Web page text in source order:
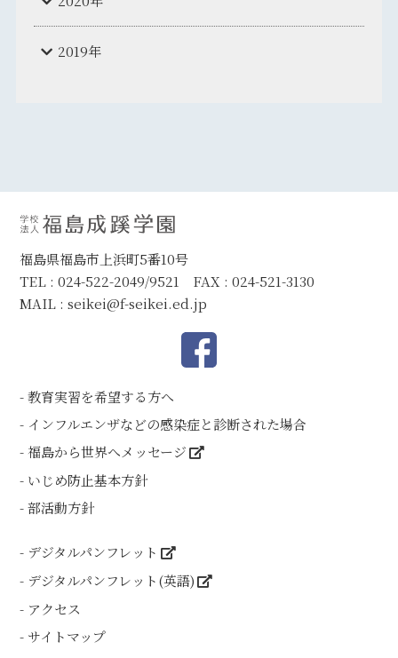
2019年
福島県福島市上浜町5番10号
TEL : 024-522-2049/9521 FAX : 024-521-3130
MAIL :seikei@f-seikei.ed.jp
教育実習を希望する方へ
インフルエンザなどの感染症と診断された場合
福島から世界へメッセージ
いじめ防止基本方針
部活動方針
デジタルパンフレット
デジタルパンフレット(英語)
アクセス
サイトマップ